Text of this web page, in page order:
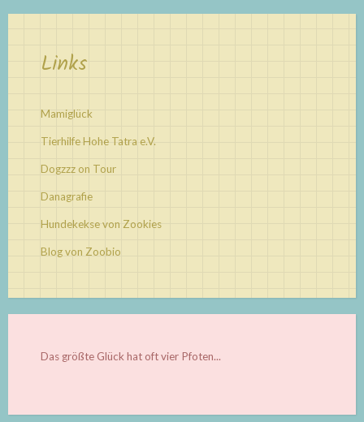
Links
Mamiglück
Tierhilfe Hohe Tatra e.V.
Dogzzz on Tour
Danagrafie
Hundekekse von Zookies
Blog von Zoobio
Das größte Glück hat oft vier Pfoten...